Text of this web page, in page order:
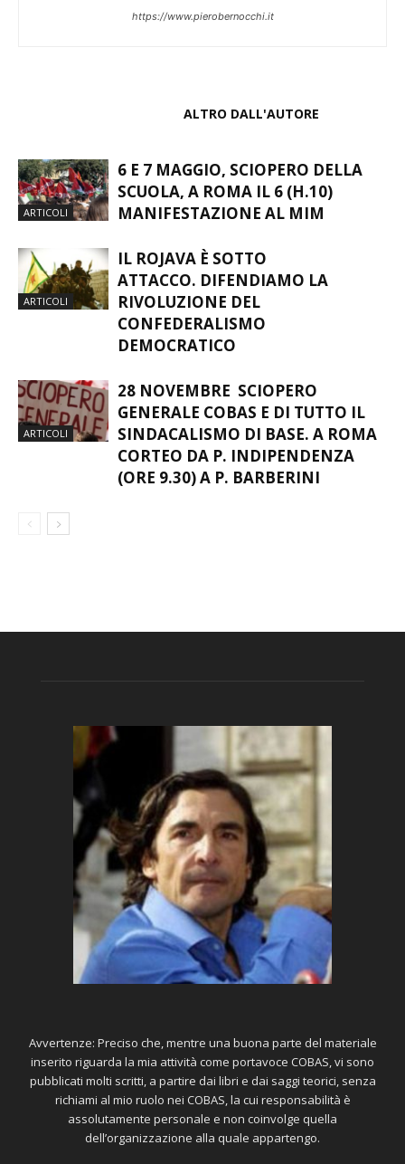
https://www.pierobernocchi.it
ALTRO DALL'AUTORE
ARTICOLI
6 E 7 MAGGIO, SCIOPERO DELLA
SCUOLA, A ROMA IL 6 (H.10)
MANIFESTAZIONE AL MIM
ARTICOLI
IL ROJAVA È SOTTO
ATTACCO. DIFENDIAMO LA
RIVOLUZIONE DEL
CONFEDERALISMO
DEMOCRATICO
ARTICOLI
28 NOVEMBRE SCIOPERO
GENERALE COBAS E DI TUTTO IL
SINDACALISMO DI BASE. A ROMA
CORTEO DA P. INDIPENDENZA
(ORE 9.30) A P. BARBERINI
Avvertenze: Preciso che, mentre una buona parte del materiale
inserito riguarda la mia attività come portavoce COBAS, vi sono
pubblicati molti scritti, a partire dai libri e dai saggi teorici, senza
richiami al mio ruolo nei COBAS, la cui responsabilità è
assolutamente personale e non coinvolge quella
dell’organizzazione alla quale appartengo.